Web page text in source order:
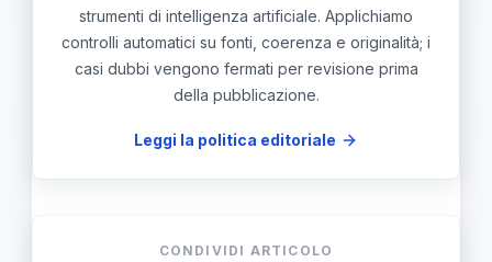
strumenti di intelligenza artificiale. Applichiamo
controlli automatici su fonti, coerenza e originalità; i
casi dubbi vengono fermati per revisione prima
della pubblicazione.
Leggi la politica editoriale
CONDIVIDI ARTICOLO